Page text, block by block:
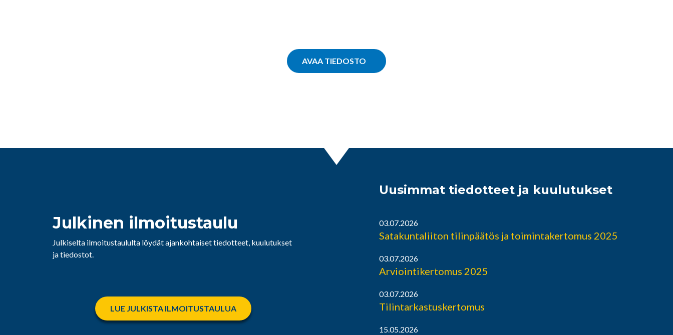
AVAA TIEDOSTO
Julkinen ilmoitustaulu
Julkiselta ilmoitustaululta löydät ajankohtaiset tiedotteet, kuulutukset
ja tiedostot.
LUE JULKISTA ILMOITUSTAULUA
Uusimmat tiedotteet ja kuulutukset
03.07.2026
Satakuntaliiton tilinpäätös ja toimintakertomus 2025
03.07.2026
Arviointikertomus 2025
03.07.2026
Tilintarkastuskertomus
15.05.2026